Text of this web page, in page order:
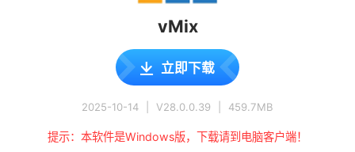
vMix
立即下载
2025-10-14 V28.0.0.39 459.7MB
提示：本软件是Windows版，下载请到电脑客户端！